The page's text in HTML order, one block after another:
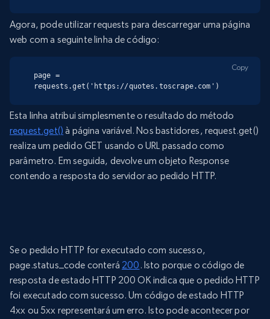
Agora, pode utilizar requests para descarregar uma página
web com a seguinte linha de código:
page =
requests.get('https://quotes.toscrape.com')
Copy
Esta linha atribui simplesmente o resultado do método
request.get() à página variável. Nos bastidores, request.get()
realiza um pedido GET usando o URL passado como
parâmetro. Em seguida, devolve um objeto Response
contendo a resposta do servidor ao pedido HTTP.
Se o pedido HTTP for executado com sucesso,
page.status_code conterá 200 . Isto porque o código de
resposta de estado HTTP 200 OK indica que o pedido HTTP
foi executado com sucesso. Um código de estado HTTP
4xx ou 5xx representará um erro. Isto pode acontecer por